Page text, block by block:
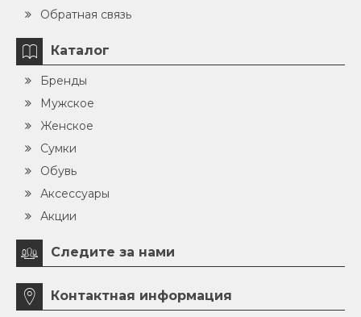
Обратная связь
Каталог
Бренды
Мужское
Женское
Сумки
Обувь
Аксессуары
Акции
Следите за нами
Контактная информация